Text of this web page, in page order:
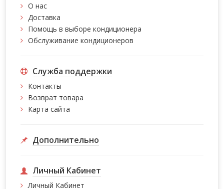
О нас
Доставка
Помощь в выборе кондиционера
Обслуживание кондиционеров
Служба поддержки
Контакты
Возврат товара
Карта сайта
Дополнительно
Личный Кабинет
Личный Кабинет